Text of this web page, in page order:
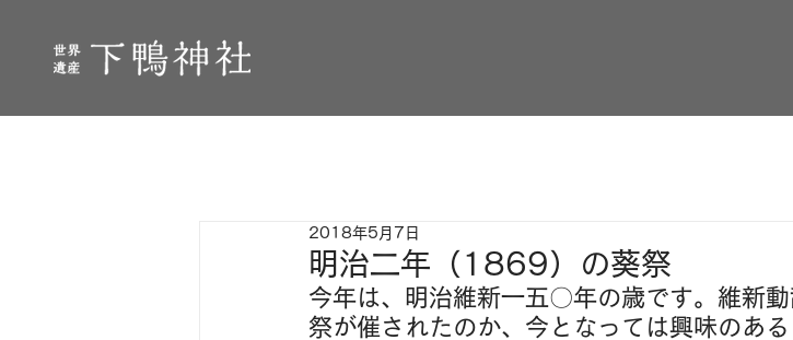
明治二年（1869）の葵祭
2018年5月7日
今年は、明治維新一五〇年の歳です。維新
祭が催されたのか、今となっては興味のある